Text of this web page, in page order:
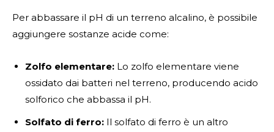
Per abbassare il pH di un terreno alcalino, è possibile
aggiungere sostanze acide come:
Zolfo elementare: Lo zolfo elementare viene
ossidato dai batteri nel terreno, producendo acido
solforico che abbassa il pH.
Solfato di ferro: Il solfato di ferro è un altro